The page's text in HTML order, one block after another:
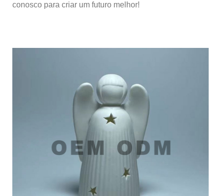
conosco para criar um futuro melhor!